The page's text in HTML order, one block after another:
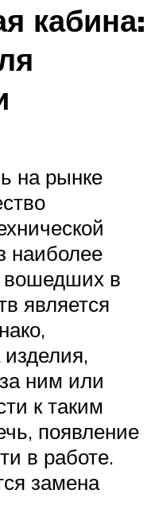
кабина:
на рынке
наиболее
вошедших в
является
ним или
к таким
появление
в работе.
замена